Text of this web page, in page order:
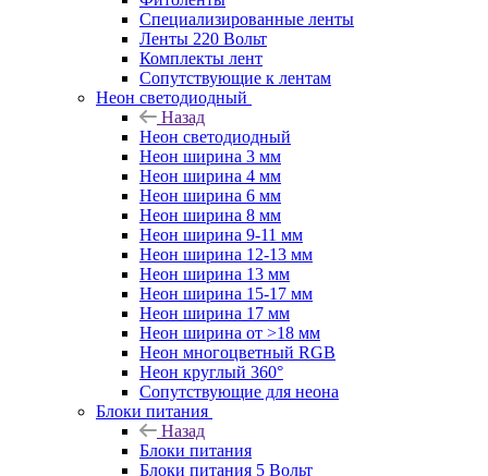
Специализированные ленты
Ленты 220 Вольт
Комплекты лент
Сопутствующие к лентам
Неон светодиодный
Назад
Неон светодиодный
Неон ширина 3 мм
Неон ширина 4 мм
Неон ширина 6 мм
Неон ширина 8 мм
Неон ширина 9-11 мм
Неон ширина 12-13 мм
Неон ширина 13 мм
Неон ширина 15-17 мм
Неон ширина 17 мм
Неон ширина от >18 мм
Неон многоцветный RGB
Неон круглый 360°
Сопутствующие для неона
Блоки питания
Назад
Блоки питания
Блоки питания 5 Вольт